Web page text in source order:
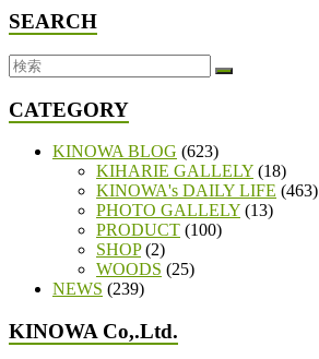
SEARCH
CATEGORY
KINOWA BLOG (623)
KIHARIE GALLELY (18)
KINOWA's DAILY LIFE (463)
PHOTO GALLELY (13)
PRODUCT (100)
SHOP(2)
WOODS (25)
NEWS (239)
KINOWA Co,.Ltd.